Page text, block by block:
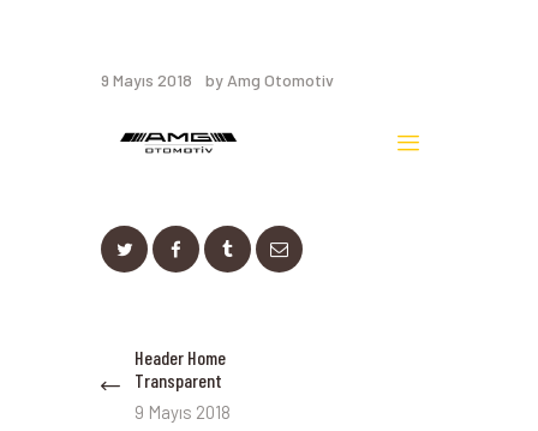
9 Mayıs 2018 by Amg Otomotiv
Yazı
dolaşımı
Previous
post:
Header Home
Transparent
9 Mayıs 2018